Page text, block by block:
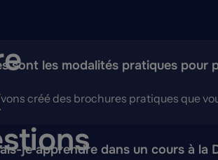
sont les modalités pratiques
créé des brochures pratiques que
je apprendre dans un cours à la